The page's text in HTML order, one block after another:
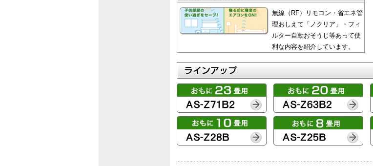
無線（RF）リモコン・省エネ管
理おしえて「ノクリア」・フィ
ルター自動おそうじ等あって便
利な内容を紹介しています。